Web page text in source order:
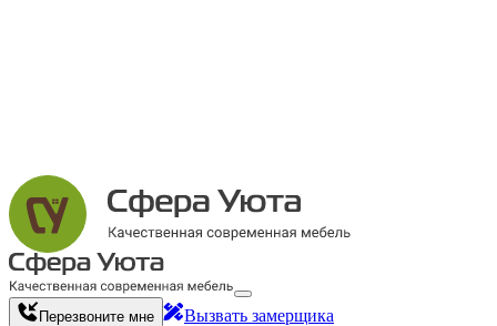
Перезвоните мне Вызвать замерщика